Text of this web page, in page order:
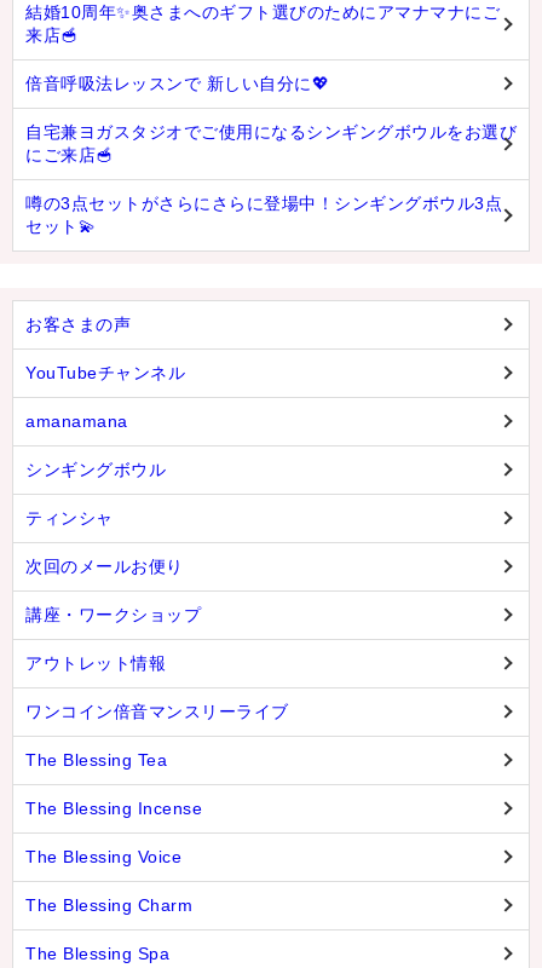
結婚10周年✨奥さまへのギフト選びのためにアマナマナにご
来店🥣
倍音呼吸法レッスンで 新しい自分に💖
自宅兼ヨガスタジオでご使用になるシンギングボウルをお選び
にご来店🥣
噂の3点セットがさらにさらに登場中！シンギングボウル3点
セット💫
お客さまの声
YouTubeチャンネル
amanamana
シンギングボウル
ティンシャ
次回のメールお便り
講座・ワークショップ
アウトレット情報
ワンコイン倍音マンスリーライブ
The Blessing Tea
The Blessing Incense
The Blessing Voice
The Blessing Charm
The Blessing Spa